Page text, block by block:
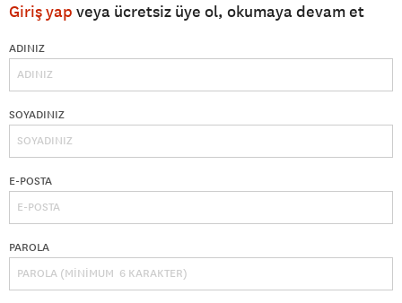
Giriş yap veya ücretsiz üye ol, okumaya devam et
ADINIZ
SOYADINIZ
E-POSTA
PAROLA